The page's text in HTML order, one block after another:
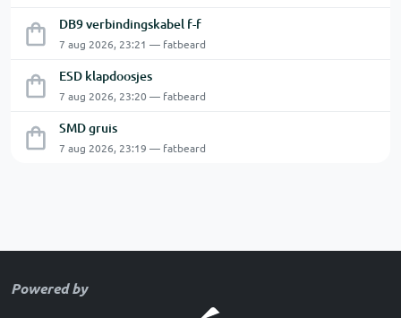
DB9 verbindingskabel f-f
7 aug 2026, 23:21 — fatbeard
ESD klapdoosjes
7 aug 2026, 23:20 — fatbeard
SMD gruis
7 aug 2026, 23:19 — fatbeard
Powered by